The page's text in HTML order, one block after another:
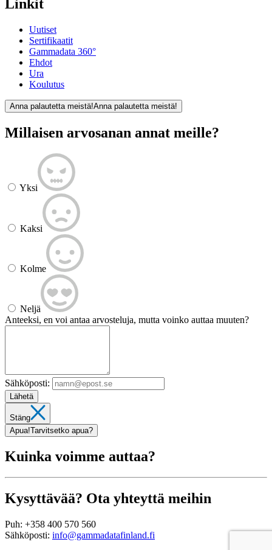
Linkit
Uutiset
Sertifikaatit
Gammadata 360°
Ehdot
Ura
Koulutus
Anna palautetta meistä!Anna palautetta meistä!
Millaisen arvosanan annat meille?
Yksi
Kaksi
Kolme
Neljä
Anteeksi, en voi antaa arvosteluja, mutta voinko auttaa muuten?
Sähköposti:
Lähetä
Stäng
Apua!Tarvitsetko apua?
Kuinka voimme auttaa?
Kysyttävää? Ota yhteyttä meihin
Puh: +358 400 570 560
Sähköposti: info@gammadatafinland.fi